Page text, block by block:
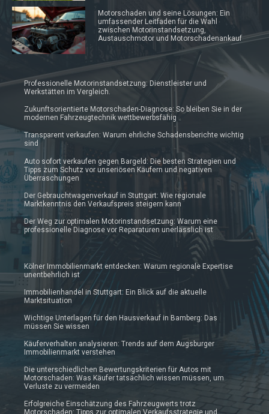
Motorschaden und seine Lösungen: Ein
umfassender Leitfaden für die Wahl
zwischen Motorinstandsetzung,
Austauschmotor und Motorschadenankauf
Professionelle Motorinstandsetzung: Dienstleister und
Werkstätten im Vergleich.
Zukunftsorientierte Motorschaden-Diagnose: So bleiben Sie in der
modernen Fahrzeugtechnik wettbewerbsfähig
Transparent verkaufen: Warum ehrliche Schadensberichte wichtig
sind
Auto sofort verkaufen gegen Bargeld: Die besten Strategien und
Tipps zum Schutz vor unseriösen Käufern und negativen
Überraschungen
Der Gebrauchtwagenverkauf in Stuttgart: Wie regionale
Marktkenntnis den Verkaufspreis steigern kann
Der Weg zur optimalen Motorinstandsetzung: Warum eine
professionelle Diagnose vor Reparaturen unerlässlich ist
Kölner Immobilienmarkt entdecken: Warum regionale Expertise
unentbehrlich ist
Immobilienhandel in Stuttgart: Ein Blick auf die aktuelle
Marktsituation
Wichtige Unterlagen für den Hausverkauf in Bamberg: Das
müssen Sie wissen
Käuferverhalten analysieren: Trends auf dem Augsburger
Immobilienmarkt verstehen
Die unterschiedlichen Bewertungskriterien für Autos mit
Motorschaden: Was Käufer tatsächlich wissen müssen, um
Verluste zu vermeiden
Erfolgreiche Einschätzung des Fahrzeugwerts trotz
Motorschaden: Tipps zur optimalen Verkaufsstrategie und